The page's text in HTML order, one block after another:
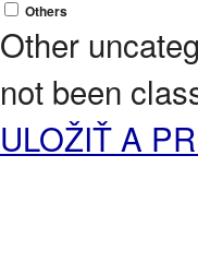
Others
Other
not been
ULOŽIŤ A